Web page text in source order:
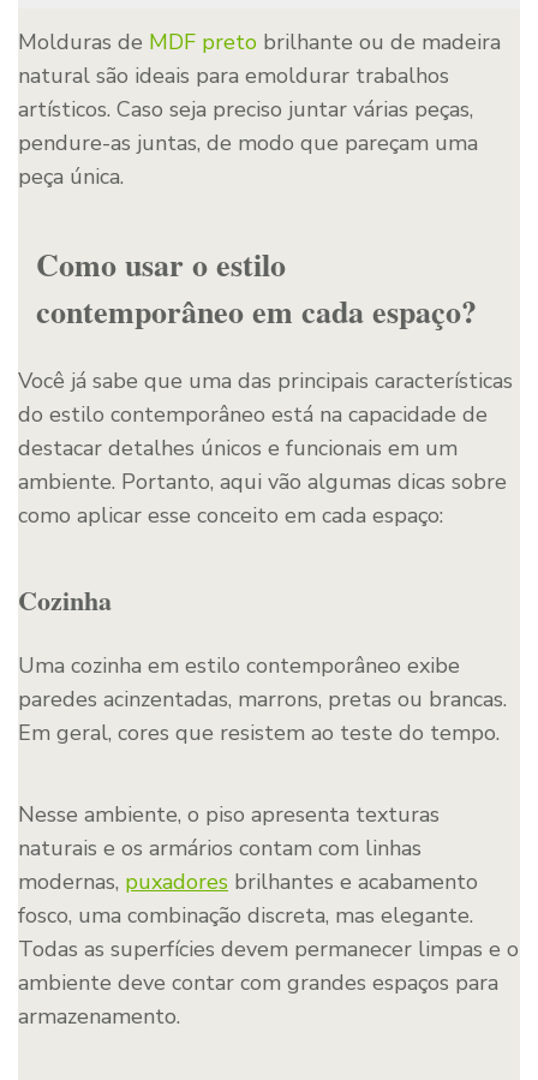
Molduras de MDF preto brilhante ou de madeira
natural são ideais para emoldurar trabalhos
artísticos. Caso seja preciso juntar várias peças,
pendure-as juntas, de modo que pareçam uma
peça única.
Como usar o estilo
contemporâneo em cada espaço?
Você já sabe que uma das principais características
do estilo contemporâneo está na capacidade de
destacar detalhes únicos e funcionais em um
ambiente. Portanto, aqui vão algumas dicas sobre
como aplicar esse conceito em cada espaço:
Cozinha
Uma cozinha em estilo contemporâneo exibe
paredes acinzentadas, marrons, pretas ou brancas.
Em geral, cores que resistem ao teste do tempo.
Nesse ambiente, o piso apresenta texturas
naturais e os armários contam com linhas
modernas, puxadores brilhantes e acabamento
fosco, uma combinação discreta, mas elegante.
Todas as superfícies devem permanecer limpas e o
ambiente deve contar com grandes espaços para
armazenamento.